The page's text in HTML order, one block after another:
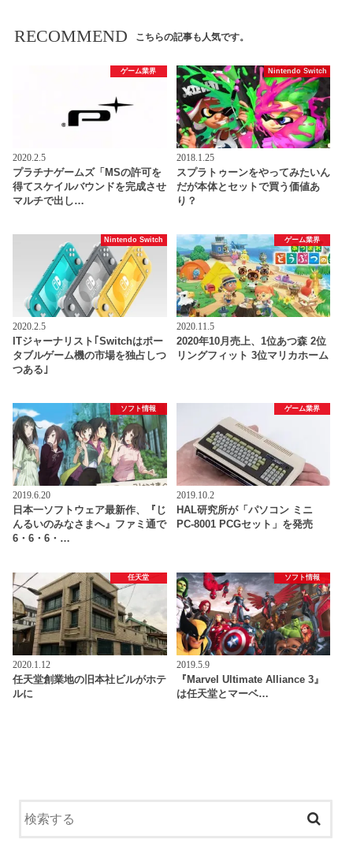
RECOMMEND こちらの記事も人気です。
ゲーム業界
2020.2.5
プラチナゲームズ「MSの許可を
得てスケイルバウンドを完成させ
マルチで出し…
Nintendo Switch
2018.1.25
スプラトゥーンをやってみたいん
だが本体とセットで買う価値あ
り？
Nintendo Switch
2020.2.5
ITジャーナリスト｢Switchはポー
タブルゲーム機の市場を独占しつ
つある｣
ゲーム業界
2020.11.5
2020年10月売上、1位あつ森 2位
リングフィット 3位マリカホーム
ソフト情報
2019.6.20
日本一ソフトウェア最新作、『じ
んるいのみなさまへ』ファミ通で
6・6・6・…
ゲーム業界
2019.10.2
HAL研究所が「パソコン ミニ
PC-8001 PCGセット」を発売
任天堂
2020.1.12
任天堂創業地の旧本社ビルがホテ
ルに
ソフト情報
2019.5.9
『Marvel Ultimate Alliance 3』
は任天堂とマーベ…